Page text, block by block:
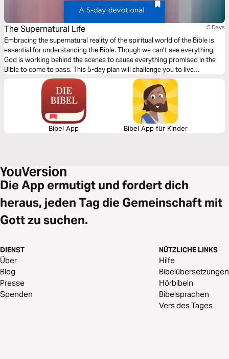
The Supernatural Life 5 Days
Embracing the supernatural reality of the spiritual world of the Bible is
essential for understanding the Bible. Though we can’t see everything,
God is working behind the scenes to cause everything promised in the
Bible to come to pass. This 5-day plan will challenge you to live
intentionally​—and believe that His unseen hand is engaged in your
circumstances.
Bibel App Bibel App für Kinder
Die App ermutigt und fordert dich
heraus, jeden Tag die Gemeinschaft mit
Gott zu suchen.
DIENST
Über
Blog
Presse
Spenden
NÜTZLICHE LINKS
Hilfe
Bibelübersetzungen
Hörbibeln
Bibelsprachen
Vers des Tages